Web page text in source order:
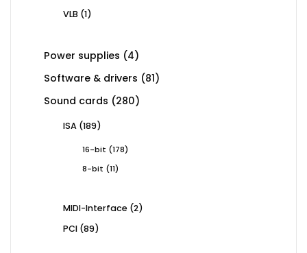
VLB 11
Power supplies 44
Software & drivers 8181
Sound cards 280280
ISA 189189
16-bit 178178
8-bit
1111
MIDI-Interface 22
PCI 8989